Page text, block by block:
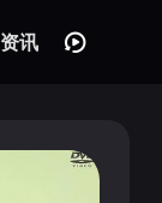
资讯